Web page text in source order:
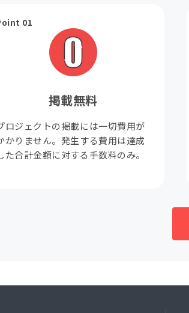
01
掲載無料
ロジェクトの掲載には一切費用が
かりません。発生する費用は達成
た合計金額に対する手数料のみ。